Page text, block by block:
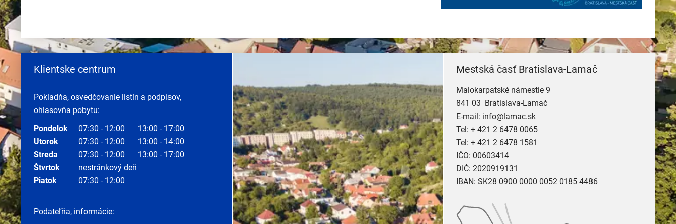
Klientske centrum
Pokladňa, osvedčovanie listín a podpisov,
ohlasovňa pobytu:
Pondelok
07:30 - 12:00
13:00 - 17:00
Utorok
07:30 - 12:00
13:00 - 14:00
Streda
07:30 - 12:00
13:00 - 17:00
Štvrtok
nestránkový deň
Piatok
07:30 - 12:00
Podateľňa, informácie:
Mestská časť Bratislava-Lamač
Malokarpatské námestie 9
841 03 Bratislava-Lamač
E-mail: info@lamac.sk
Tel:+ 421 2 6478 0065
Tel:+ 421 2 6478 1581
IČO: 00603414
DIČ: 2020919131
IBAN: SK28 0900 0000 0052 0185 4486